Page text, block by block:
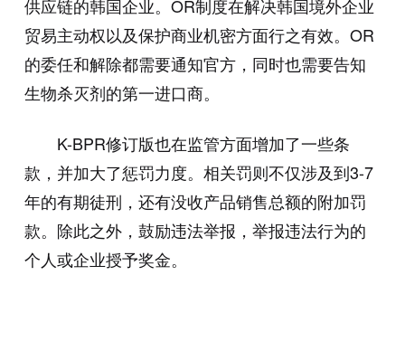
供应链的韩国企业。OR制度在解决韩国境外企业
贸易主动权以及保护商业机密方面行之有效。OR
的委任和解除都需要通知官方，同时也需要告知
生物杀灭剂的第一进口商。
K-BPR修订版也在监管方面增加了一些条
款，并加大了惩罚力度。相关罚则不仅涉及到3-7
年的有期徒刑，还有没收产品销售总额的附加罚
款。除此之外，鼓励违法举报，举报违法行为的
个人或企业授予奖金。